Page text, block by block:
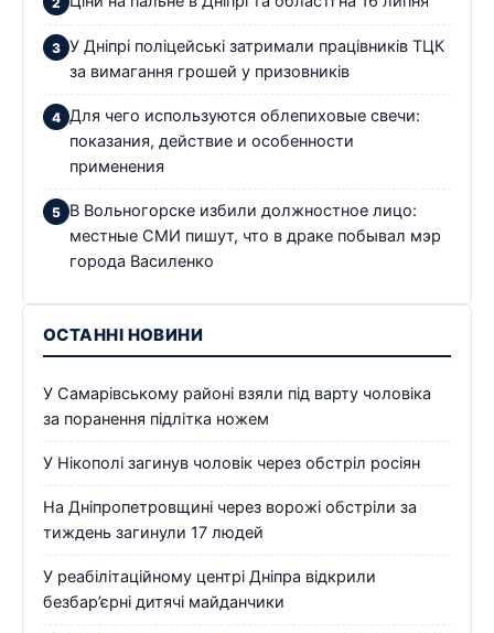
У Дніпрі поліцейські затримали працівників ТЦК
за вимагання грошей у призовників
Для чего используются облепиховые свечи:
показания, действие и особенности
применения
В Вольногорске избили должностное лицо:
местные СМИ пишут, что в драке побывал мэр
города Василенко
ОСТАННІ НОВИНИ
У Самарівському районі взяли під варту чоловіка
за поранення підлітка ножем
У Нікополі загинув чоловік через обстріл росіян
На Дніпропетровщині через ворожі обстріли за
тиждень загинули 17 людей
У реабілітаційному центрі Дніпра відкрили
безбар’єрні дитячі майданчики